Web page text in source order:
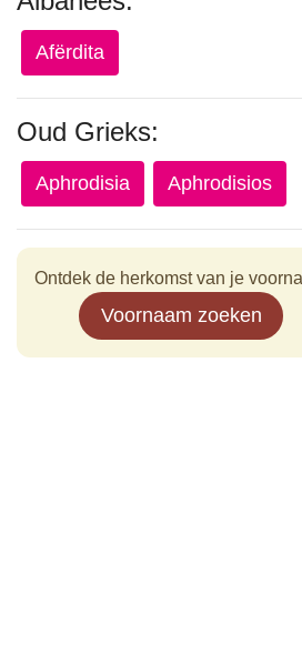
Afërdita
Oud Grieks:
Aphrodisia Aphrodisios
Ontdek de herkomst van je
Voornaam zoeken